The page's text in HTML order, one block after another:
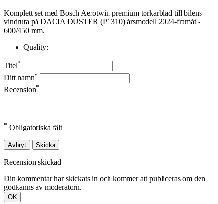
Komplett set med Bosch Aerotwin premium torkarblad till bilens
vindruta på DACIA DUSTER (P1310) årsmodell 2024-framåt -
600/450 mm.
Quality:
Titel*
Ditt namn*
Recension*
* Obligatoriska fält
Avbryt Skicka
Recension skickad
Din kommentar har skickats in och kommer att publiceras om den
godkänns av moderatorn.
OK